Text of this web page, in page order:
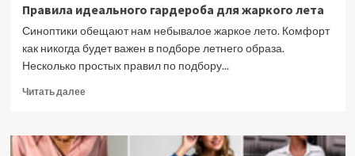
Правила идеального гардероба для жаркого лета
Синоптики обещают нам небывалое жаркое лето. Комфорт
как никогда будет важен в подборе летнего образа.
Несколько простых правил по подбору...
Читать далееПрочитать
Правила
идеального